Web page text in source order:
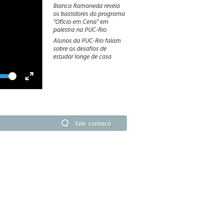
Bianca Ramoneda revela
os bastidores do programa
"Ofício em Cena" em
palestra na PUC-Rio
Alunos da PUC-Rio falam
sobre os desafios de
estudar longe de casa
fale conosco